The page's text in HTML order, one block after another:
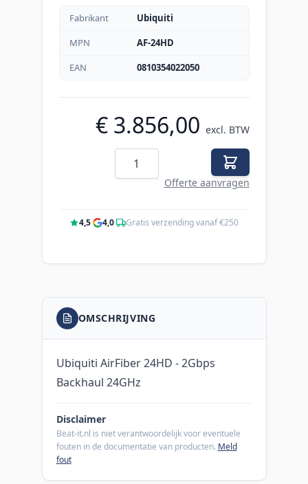
Fabrikant
Ubiquiti
MPN
AF-24HD
EAN
0810354022050
€ 3.856,00 excl. BTW
Aantal
Offerte aanvragen
4,5· 4,0· Gratis verzending vanaf €250
OMSCHRIJVING
Ubiquiti AirFiber 24HD - 2Gbps
Backhaul 24GHz
Disclaimer
Beat-it.nl is niet verantwoordelijk voor eventuele
fouten in de documentatie van producten. Meld
fout